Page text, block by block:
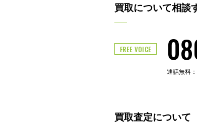
買取について相談
FREE VOICE
通話無料
買取査定について